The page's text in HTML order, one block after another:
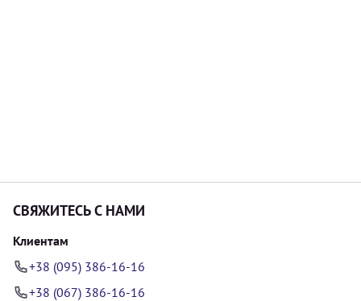
СВЯЖИТЕСЬ С НАМИ
Клиентам
+38 (095) 386-16-16
+38 (067) 386-16-16